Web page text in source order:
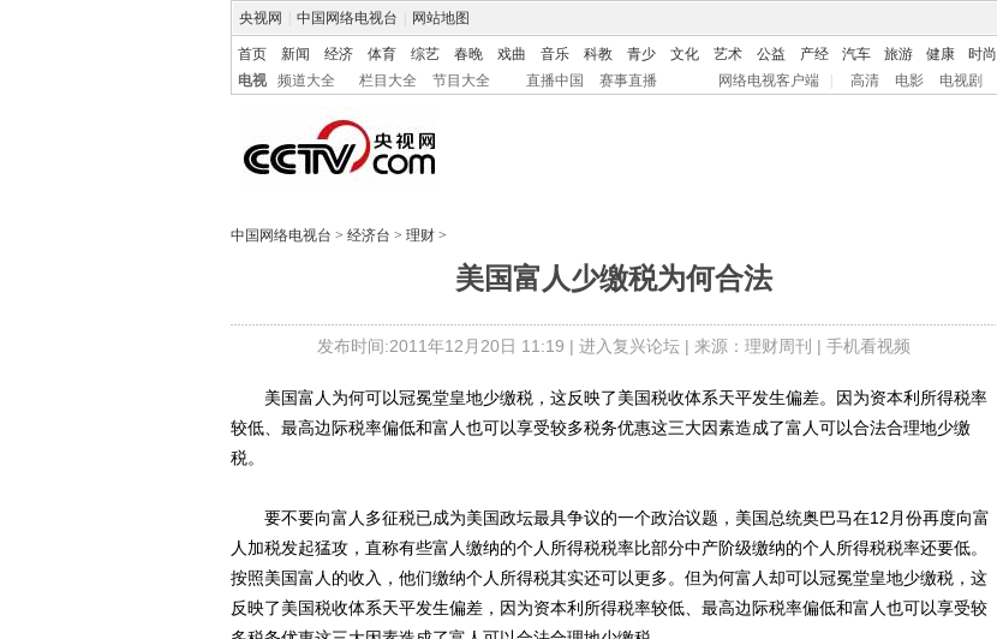
央视网 中国网络电视台 网站地图
首页 新闻 经济 体育 综艺 春晚 戏曲 音乐 科教 青少 文化 艺术 公益 产经 汽车 旅游 健康 时尚
电视
频道大全 栏目大全 节目大全 直播中国 赛事直播 网络电视客户端 高清 电影 电视剧
中国网络电视台 > 经济台 > 理财 >
美国富人少缴税为何合法
发布时间:2011年12月20日 11:19 | 进入复兴论坛| 来源：理财周刊 | 手机看视频
美国富人为何可以冠冕堂皇地少缴税，这反映了美国税收体系天平发生偏差。因为资本利所得税率
较低、最高边际税率偏低和富人也可以享受较多税务优惠这三大因素造成了富人可以合法合理地少缴
税。
要不要向富人多征税已成为美国政坛最具争议的一个政治议题，美国总统奥巴马在12月份再度向富
人加税发起猛攻，直称有些富人缴纳的个人所得税税率比部分中产阶级缴纳的个人所得税税率还要低。
按照美国富人的收入，他们缴纳个人所得税其实还可以更多。但为何富人却可以冠冕堂皇地少缴税，这
反映了美国税收体系天平发生偏差，因为资本利所得税率较低、最高边际税率偏低和富人也可以享受较